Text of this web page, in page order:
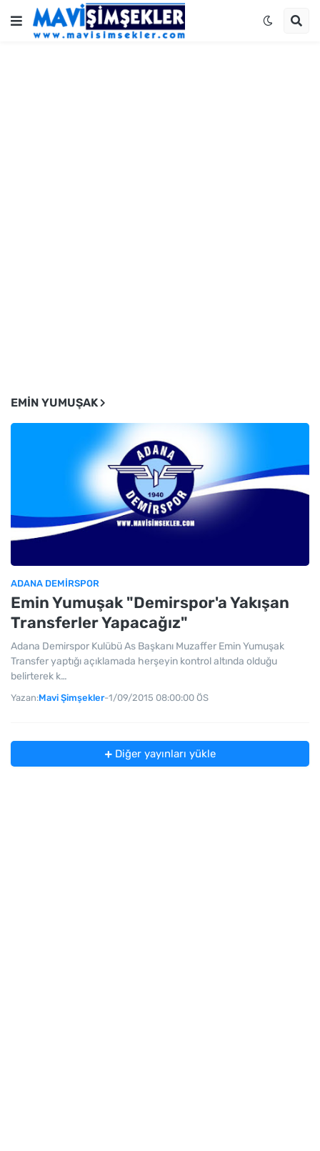
EMIN YUMUŞAK
ADANA DEMIRSPOR
Emin Yumuşak "Demirspor'a Yakışan
Transferler Yapacağız"
Adana Demirspor Kulübü As Başkanı Muzaffer Emin Yumuşak
Transfer yaptığı açıklamada herşeyin kontrol altında olduğu
belirterek k…
Yazan:Mavi Şimşekler-1/09/2015 08:00:00 ÖS
Diğer yayınları yükle